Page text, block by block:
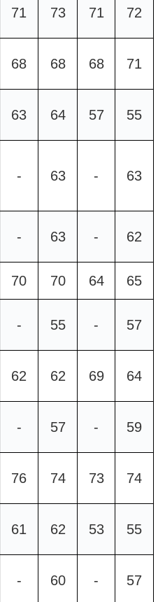
71 73 71 72
68 68 68 71
63 64 57 55
- 63 - 63
- 63 - 62
70 70 64 65
- 55 - 57
62 62 69 64
- 57 - 59
76 74 73 74
61 62 53 55
- 60 - 57